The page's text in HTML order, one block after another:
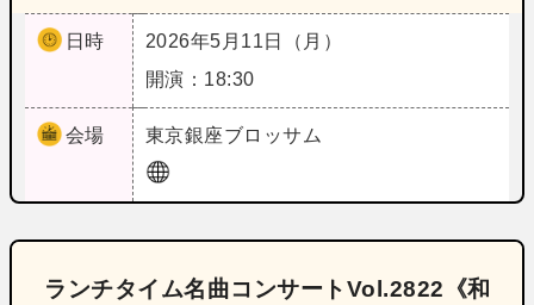
日時
2026年5月11日（月）
開演：18:30
会場 東京銀座ブロッサム
ランチタイム名曲コンサートVol.2822《和